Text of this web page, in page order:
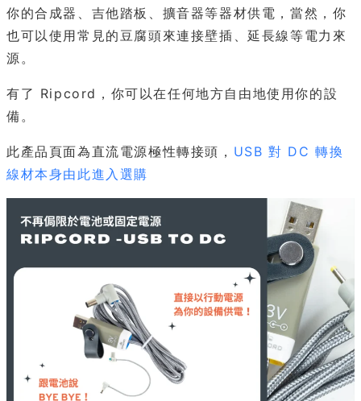
你的合成器、吉他踏板、擴音器等器材供電，當然，你
也可以使用常見的豆腐頭來連接壁插、延長線等電力來
源。
有了 Ripcord，你可以在任何地方自由地使用你的設
備。
此產品頁面為直流電源極性轉接頭， USB 對 DC 轉換
線材本身由此進入選購